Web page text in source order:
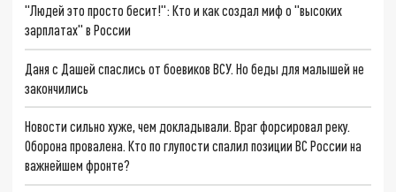
"Людей это просто бесит!": Кто и как создал миф о "высоких
зарплатах" в России
Даня с Дашей спаслись от боевиков ВСУ. Но беды для малышей не
закончились
Новости сильно хуже, чем докладывали. Враг форсировал реку.
Оборона провалена. Кто по глупости спалил позиции ВС России на
важнейшем фронте?